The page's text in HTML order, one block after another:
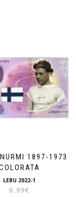
1897-1973
LEBU 2022-1
8,99€